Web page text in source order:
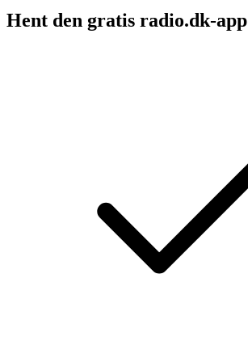
Hent den gratis radio.dk-app